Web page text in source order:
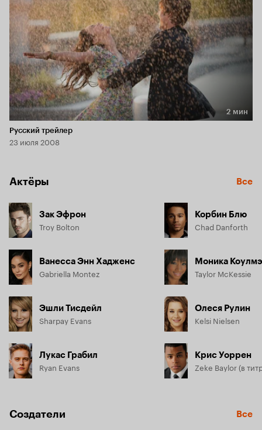
Длительность 2 мин
2 мин
Русский трейлер
23 июля 2008
Актёры Все
Зак Эфрон
Troy Bolton
Ванесса Энн Хадженс
Gabriella Montez
Эшли Тисдейл
Sharpay Evans
Лукас Грабил
Ryan Evans
Корбин Блю
Chad Danforth
Моника
Taylor McKessie
Олеся Рулин
Kelsi Nielsen
Крис Уоррен
Создатели Все